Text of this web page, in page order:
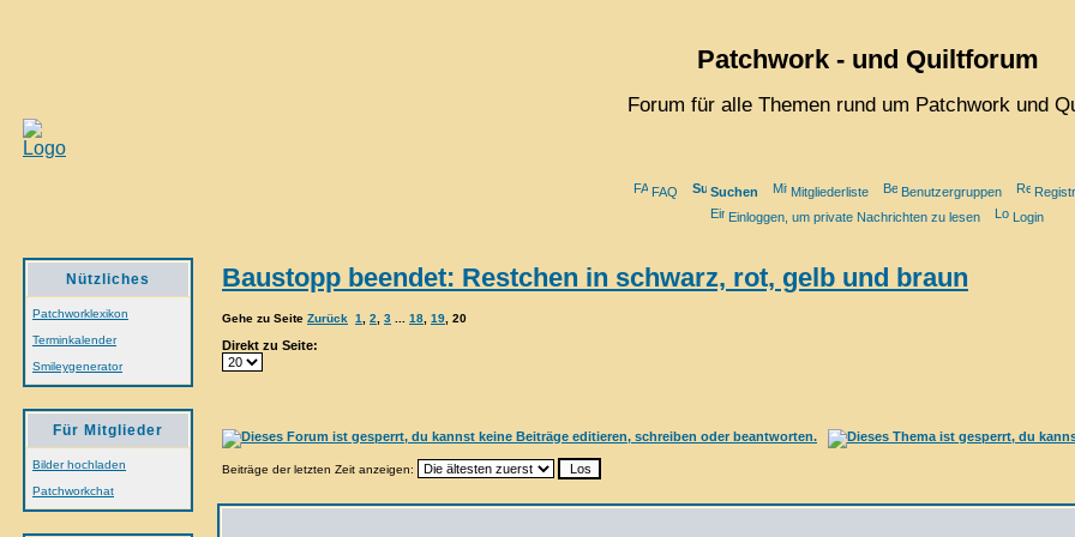
Patchwork - und Quiltforum
Forum für alle Themen rund um Patchwork und
FAQ Suchen Mitgliederliste Benutzergruppen
Einloggen, um private Nachrichten zu lesen
Login
Nützliches
Patchworklexikon
Terminkalender
Smileygenerator
Für Mitglieder
Bilder hochladen
Patchworkchat
Baustopp beendet: Restchen in schwarz, rot, gelb und braun
Gehe zu Seite Zurück 1 2 3 18 19 20
Direkt zu Seite:
Beiträge der letzten Zeit anzeigen: